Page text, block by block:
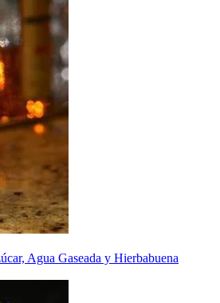
Agua Gaseada y Hierbabuena